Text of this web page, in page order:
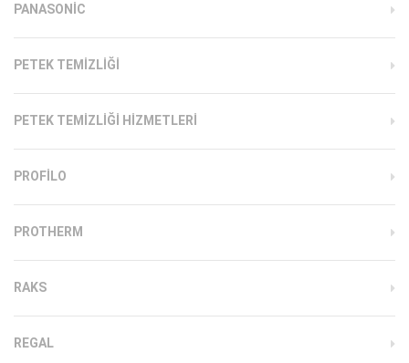
PANASONIC
PETEK TEMIZLIĞI
PETEK TEMIZLIĞI HIZMETLERI
PROFILO
PROTHERM
RAKS
REGAL